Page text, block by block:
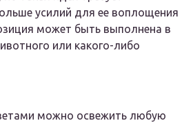
усилий для ее воплощения
может быть выполнена в
или какого-либо
можно освежить любую